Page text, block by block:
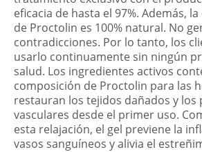
eficacia de hasta el 97%. Además,
de Proctolin es 100% natural. No
contradicciones. Por lo tanto, los
usarlo continuamente sin ningún
salud. Los ingredientes activos
composición de Proctolin para las
restauran los tejidos dañados y los
vasculares desde el primer uso.
esta relajación, el gel previene la
vasos sanguíneos y alivia el